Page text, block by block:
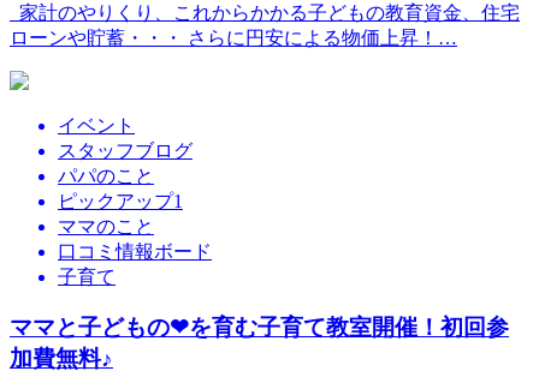
家計のやりくり、これからかかる子どもの教育資金、住宅
ローンや貯蓄・・・ さらに円安による物価上昇！…
イベント
スタッフブログ
パパのこと
ピックアップ1
ママのこと
口コミ情報ボード
子育て
ママと子どもの❤を育む子育て教室開催！初回参
加費無料♪